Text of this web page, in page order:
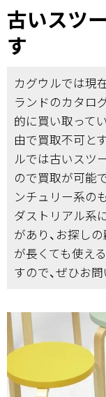
古いスツ
す
カグウルでは現
ランドのカタロ
的に買い取って
由で買取不可と
ルでは古いスツ
ので買取が可能
ンチュリー系の
ダストリアル系
があり、お探し
が長くても使え
すので、ぜひお